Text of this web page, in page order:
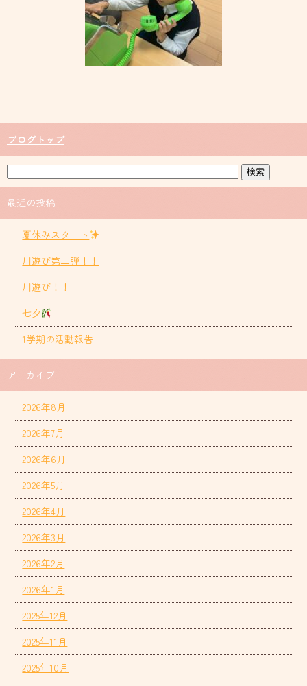
ブログトップ
最近の投稿
夏休みスタート
川遊び第二弾！！
川遊び！！
七夕
1学期の活動報告
アーカイブ
2026年8月
2026年7月
2026年6月
2026年5月
2026年4月
2026年3月
2026年2月
2026年1月
2025年12月
2025年11月
2025年10月